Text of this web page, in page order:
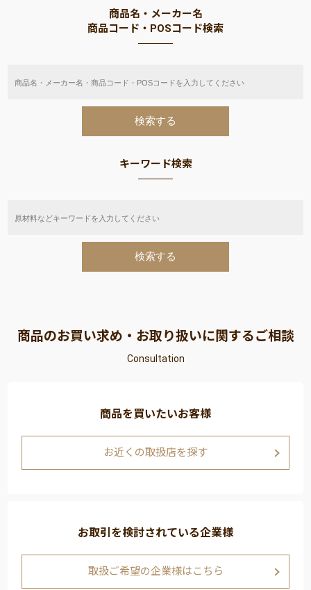
商品名・メーカー名
商品コード・POSコード検索
キーワード検索
商品のお買い求め・お取り扱いに関するご相談
Consultation
商品を買いたいお客様
お近くの取扱店を探す
お取引を検討されている企業様
取扱ご希望の企業様はこちら